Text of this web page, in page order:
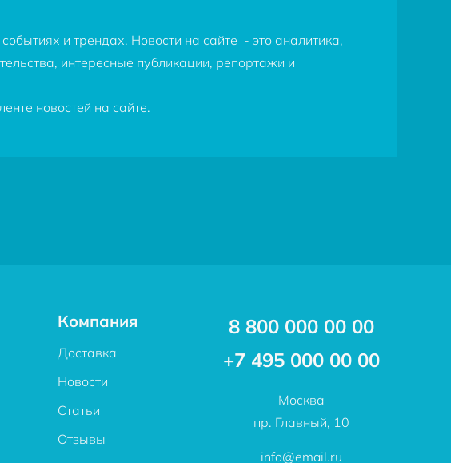
и трендах. Новости на сайте - это аналитика,
интересные публикации, репортажи и
новостей на сайте.
Компания
Доставка
Новости
Статьи
Отзывы
8 800 000 00 00
+7 495 000 00 00
Москва
пр. Главный, 10
info@email.ru